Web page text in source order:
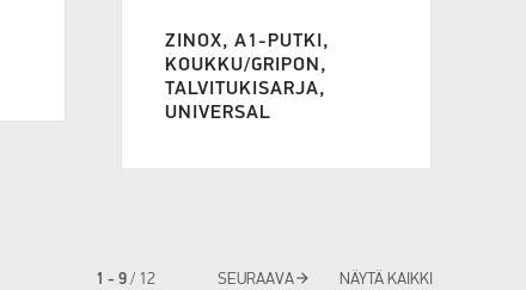
ZINOX, A1-PUTKI,
KOUKKU/GRIPON,
TALVITUKISARJA,
UNIVERSAL
1 - 9/ 12 SEURAAVAarrow_forward NÄYTÄ KAIKKI